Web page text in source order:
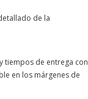
de la
tiempos de entrega con
en los márgenes de